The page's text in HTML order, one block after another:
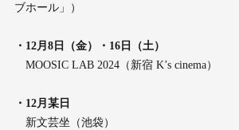
ブホール」）
・12月8日（金）・16日（土）
MOOSIC LAB 2024（新宿 K’s cinema）
・12月某日
新文芸坐（池袋）